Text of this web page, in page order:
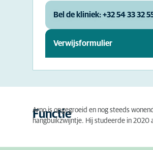
Bel de kliniek: +32 54 33 32
Verwijsformulier
Functie
Arno is opgegroeid en nog steeds
hangbuikzwijntje. Hij studeerde in 2020